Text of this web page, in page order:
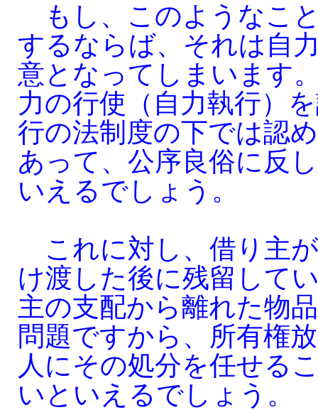
もし、このようなこ
するならば、それは自
意となってしまいます
力の行使（自力執行）
行の法制度の下では認
あって、公序良俗に反
いえるでしょう。
これに対し、借り主
け渡した後に残留して
主の支配から離れた物
問題ですから、所有権
人にその処分を任せる
いといえるでしょう。